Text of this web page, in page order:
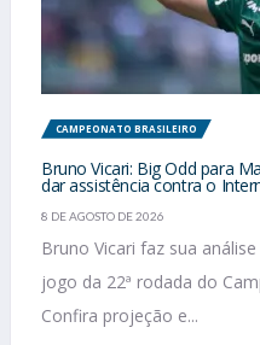
CAMPEONATO BRASILEIRO
Bruno Vicari: Big Odd para
dar assistência contra o
8 DE AGOSTO DE 2026
Bruno Vicari faz sua
jogo da 22ª rodada do
Confira projeção e...